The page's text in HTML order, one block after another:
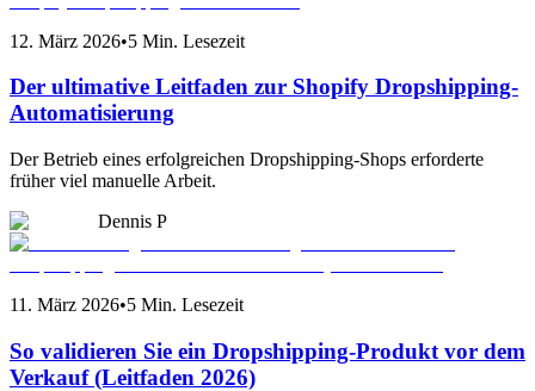
12. März 2026•5 Min. Lesezeit
Der ultimative Leitfaden zur Shopify Dropshipping-
Automatisierung
Der Betrieb eines erfolgreichen Dropshipping-Shops erforderte
früher viel manuelle Arbeit.
Dennis P
11. März 2026•5 Min. Lesezeit
So validieren Sie ein Dropshipping-Produkt vor dem
Verkauf (Leitfaden 2026)